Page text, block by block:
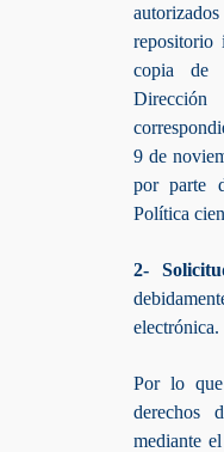
repositorio
copia de
9 de
por parte
Política
2-
electrónica.
Por lo
derechos
mediante